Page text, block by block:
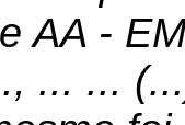
AA -
... ...